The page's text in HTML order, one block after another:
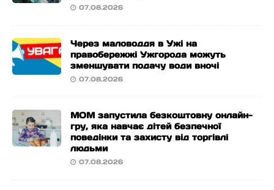
07.08.2026
Через маловоддя в Ужі на
правобережжі Ужгорода можуть
зменшувати подачу води вночі
07.08.2026
МОМ запустила безкоштовну онлайн-
гру, яка навчає дітей безпечної
поведінки та захисту від торгівлі
людьми
07.08.2026